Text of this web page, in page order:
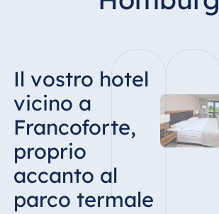
Hotel Dresden
Hotel Düsseldorf
Hotel Frankfurt
Hotel am
Schlossgarten
Fulda
Airport Hotel
Hannover
Il vostro hotel
vicino a
Francoforte,
proprio
accanto al
parco termale